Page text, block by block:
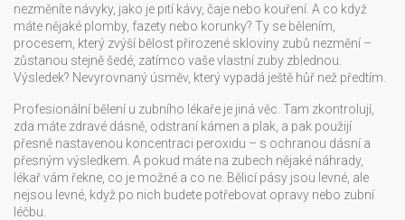
nezměníte návyky, jako je pití kávy, čaje nebo kouření. A co když
máte nějaké plomby, fazety nebo korunky? Ty se bělením
procesem, který zvýší bělost přirozené skloviny zubů nezmění –
zůstanou stejně šedé, zatímco vaše vlastní zuby zblednou.
Výsledek? Nevyrovnaný úsměv, který vypadá ještě hůř než předtím.
Profesionální bělení u zubního lékaře je jiná věc. Tam zkontrolují,
zda máte zdravé dásně, odstraní kámen a plak, a pak použijí
přesně nastavenou koncentraci peroxidu – s ochranou dásní a
přesným výsledkem. A pokud máte na zubech nějaké náhrady,
lékař vám řekne, co je možné a co ne. Bělicí pásy jsou levné, ale
nejsou levné, když po nich budete potřebovat opravy nebo zubní
léčbu.